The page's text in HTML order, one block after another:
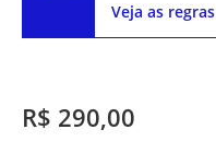
R$ 290,00
Veja as regras